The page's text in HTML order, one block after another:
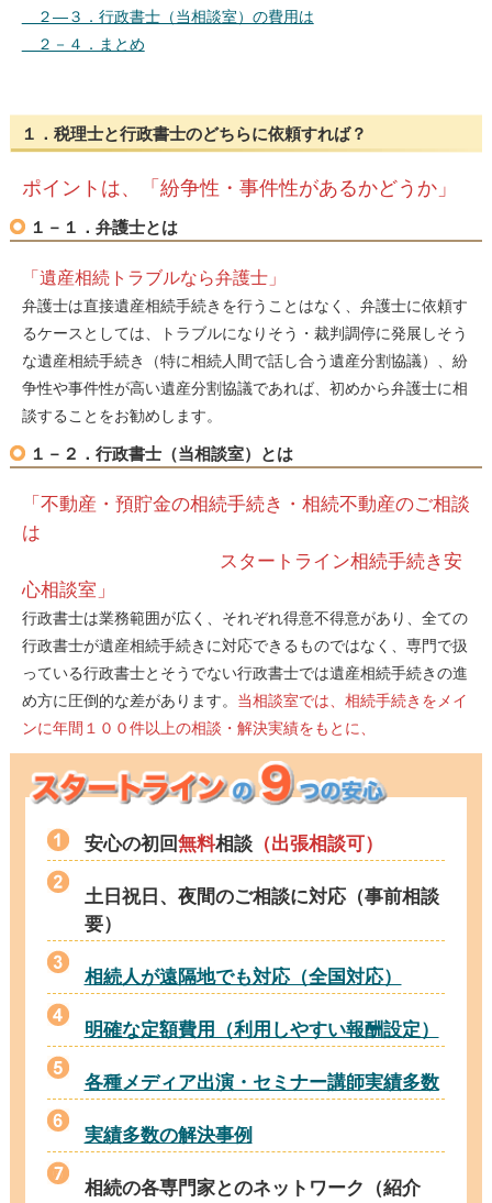
２―３．行政書士（当相談室）の費用は
２－４．まとめ
１．税理士と行政書士のどちらに依頼すれば？
ポイントは、「紛争性・事件性があるかどうか」
１－１．弁護士とは
「遺産相続トラブルなら弁護士」
弁護士は直接遺産相続手続きを行うことはなく、弁護士に依頼す
るケースとしては、トラブルになりそう・裁判調停に発展しそう
な遺産相続手続き（特に相続人間で話し合う遺産分割協議）、紛
争性や事件性が高い遺産分割協議であれば、初めから弁護士に相
談することをお勧めします。
１－２．行政書士（当相談室）とは
「不動産・預貯金の相続手続き・相続不動産のご相談
は
スタートライン相続手続き安
心相談室」
行政書士は業務範囲が広く、それぞれ得意不得意があり、全ての
行政書士が遺産相続手続きに対応できるものではなく、専門で扱
っている行政書士とそうでない行政書士では遺産相続手続きの進
め方に圧倒的な差があります。 当相談室では、相続手続きをメイ
ンに年間１００件以上の相談・解決実績をもとに、
安心の初回無料相談（出張相談可）
土日祝日、夜間のご相談に対応（事前相談
要）
相続人が遠隔地でも対応（全国対応）
明確な定額費用（利用しやすい報酬設定）
各種メディア出演・セミナー講師実績多数
実績多数の解決事例
相続の各専門家とのネットワーク（紹介